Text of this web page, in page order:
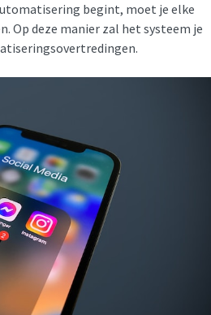
begint, moet je elke
Op deze manier zal het systeem je